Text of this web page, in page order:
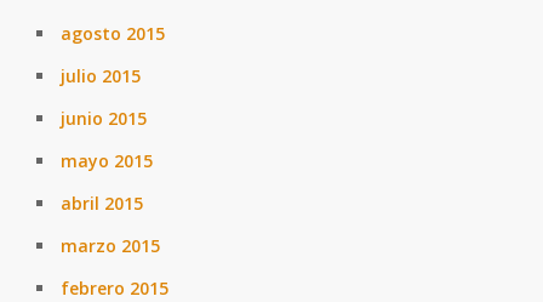
agosto 2015
julio 2015
junio 2015
mayo 2015
abril 2015
marzo 2015
febrero 2015